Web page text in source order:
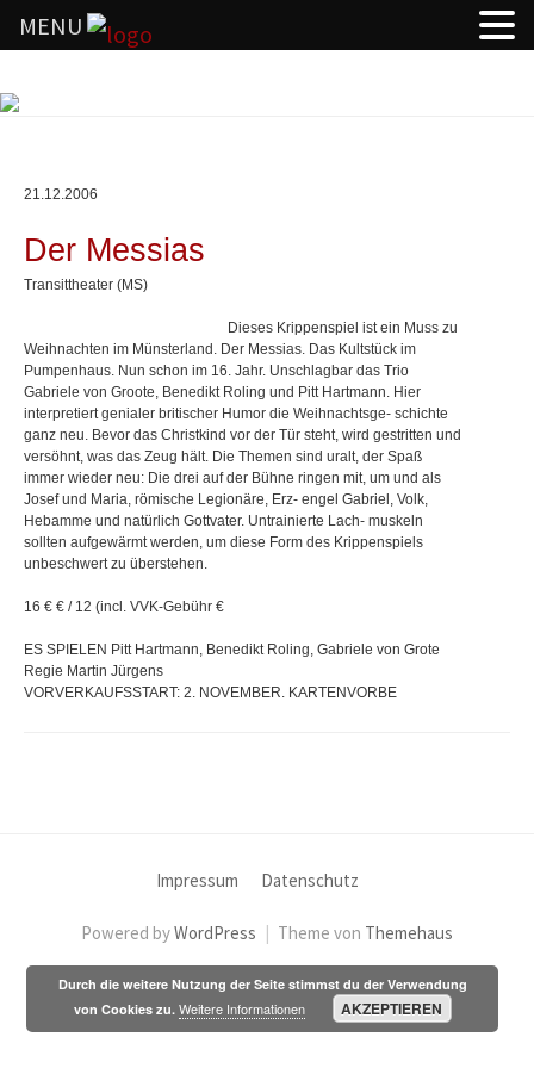
zum
21.12.2006
Der Messias
Transittheater (MS)
Dieses Krippenspiel ist ein Muss zu
Weihnachten im Münsterland. Der Messias. Das Kultstück im
Pumpenhaus. Nun schon im 16. Jahr. Unschlagbar das Trio
Gabriele von Groote, Benedikt Roling und Pitt Hartmann. Hier
interpretiert genialer britischer Humor die Weihnachtsge- schichte
ganz neu. Bevor das Christkind vor der Tür steht, wird gestritten und
versöhnt, was das Zeug hält. Die Themen sind uralt, der Spaß
immer wieder neu: Die drei auf der Bühne ringen mit, um und als
Josef und Maria, römische Legionäre, Erz- engel Gabriel, Volk,
Hebamme und natürlich Gottvater. Untrainierte Lach- muskeln
sollten aufgewärmt werden, um diese Form des Krippenspiels
unbeschwert zu überstehen.
16 € € / 12 (incl. VVK-Gebühr €
ES SPIELEN Pitt Hartmann, Benedikt Roling, Gabriele von Grote
Regie Martin Jürgens
VORVERKAUFSSTART: 2. NOVEMBER. KARTENVORBE
Impressum Datenschutz
Powered byWordPress | Theme von Themehaus
MENU
Durch die weitere Nutzung der Seite stimmst du der Verwendung
von Cookies zu. Weitere Informationen AKZEPTIEREN